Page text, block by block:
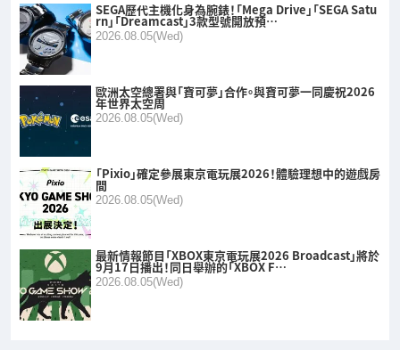
SEGA歷代主機化身為腕錶！「Mega Drive」「SEGA Satu
rn」「Dreamcast」3款型號開放預…
2026.08.05(Wed)
歐洲太空總署與「寶可夢」合作。與寶可夢一同慶祝2026
年世界太空周
2026.08.05(Wed)
「Pixio」確定參展東京電玩展2026！體驗理想中的遊戲房
間
2026.08.05(Wed)
最新情報節目「XBOX東京電玩展2026 Broadcast」將於
9月17日播出！同日舉辦的「XBOX F…
2026.08.05(Wed)